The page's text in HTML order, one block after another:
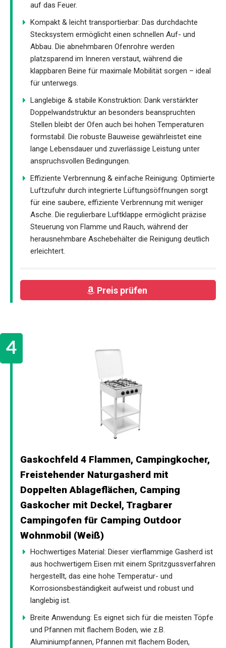
auf das Feuer.
Kompakt & leicht transportierbar: Das durchdachte
Stecksystem ermöglicht einen schnellen Auf- und
Abbau. Die abnehmbaren Ofenrohre werden
platzsparend im Inneren verstaut, während die
klappbaren Beine für maximale Mobilität sorgen – ideal
für unterwegs.
Langlebige & stabile Konstruktion: Dank verstärkter
Doppelwandstruktur an besonders beanspruchten
Stellen bleibt der Ofen auch bei hohen Temperaturen
formstabil. Die robuste Bauweise gewährleistet eine
lange Lebensdauer und zuverlässige Leistung unter
anspruchsvollen Bedingungen.
Effiziente Verbrennung & einfache Reinigung: Optimierte
Luftzufuhr durch integrierte Lüftungsöffnungen sorgt
für eine saubere, effiziente Verbrennung mit weniger
Asche. Die regulierbare Luftklappe ermöglicht präzise
Steuerung von Flamme und Rauch, während der
herausnehmbare Aschebehälter die Reinigung deutlich
erleichtert.
Preis prüfen
Gaskochfeld 4 Flammen, Campingkocher,
Freistehender Naturgasherd mit
Doppelten Ablageflächen, Camping
Gaskocher mit Deckel, Tragbarer
Campingofen für Camping Outdoor
Wohnmobil (Weiß)
Hochwertiges Material: Dieser vierflammige Gasherd ist
aus hochwertigem Eisen mit einem Spritzgussverfahren
hergestellt, das eine hohe Temperatur- und
Korrosionsbeständigkeit aufweist und robust und
langlebig ist.
Breite Anwendung: Es eignet sich für die meisten Töpfe
und Pfannen mit flachem Boden, wie z.B.
Aluminiumpfannen, Pfannen mit flachem Boden,